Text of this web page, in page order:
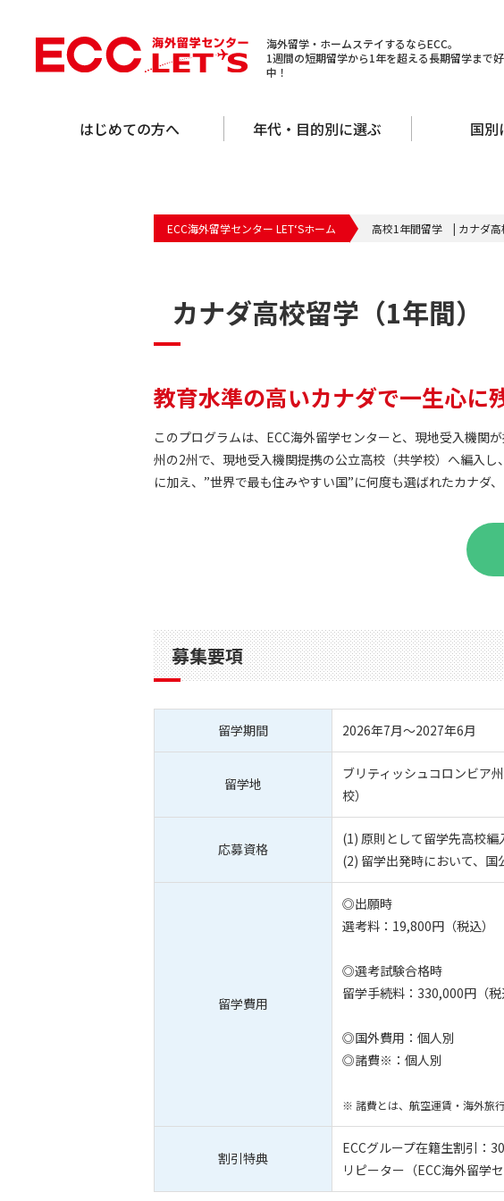
海外留学・ホームステイするならECC。
1週間の短期留学から1年を超える長期留学まで
中！
はじめての方へ 年代・目的別に選ぶ 国別
ECC海外留学センター LET‘Sホーム 高校1年間留学 | カナダ高
カナダ高校留学（1年間）
教育水準の高いカナダで一生心に
このプログラムは、ECC海外留学センターと、現地受入機関
州の2州で、現地受入機関提携の公立高校（共学校）へ編入
に加え、”世界で最も住みやすい国”に何度も選ばれたカナダ
募集要項
留学期間 2026年7月～2027年6月
留学地
ブリティッシュコロンビア
校）
応募資格
(1) 原則として留学先高校編
(2) 留学出発時において、国
留学費用
◎出願時
選考料：19,800円（税込）
◎選考試験合格時
留学手続料：330,000円（税
◎国外費用：個人別
◎諸費※：個人別
※ 諸費とは、航空運賃・海外旅行
割引特典
ECCグループ在籍生割引：
リピーター（ECC海外留学